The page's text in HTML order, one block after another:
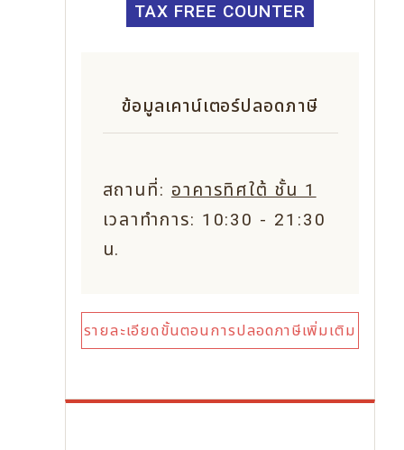
TAX FREE COUNTER
ข้อมูลเคาน์เตอร์ปลอดภาษี
สถานที่: อาคารทิศใต้ ชั้น 1
เวลาทำการ: 10:30 - 21:30
น.
รายละเอียดขั้นตอนการปลอดภาษีเพิ่มเติม